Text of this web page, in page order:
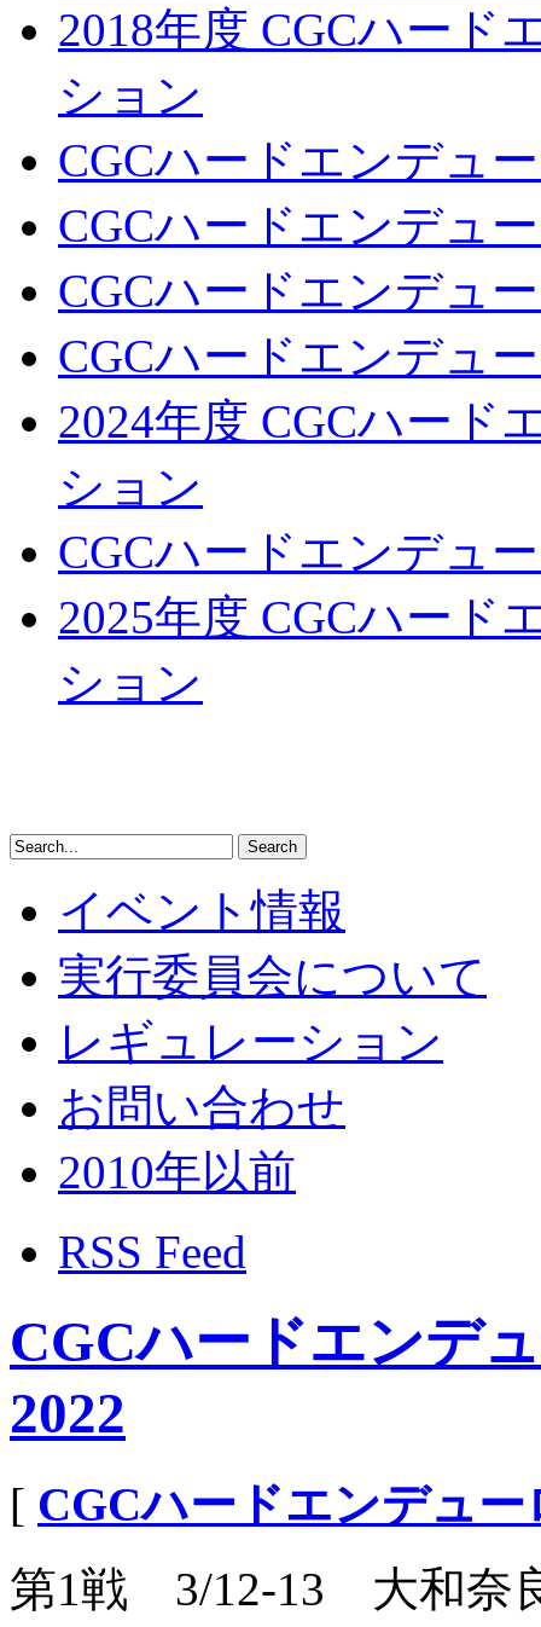
2018年度 CGCハード
ション
CGCハードエンデュ
CGCハードエンデュ
CGCハードエンデュ
CGCハードエンデュ
2024年度 CGCハード
ション
CGCハードエンデュ
2025年度 CGCハード
ション
イベント情報
実行委員会について
レギュレーション
お問い合わせ
2010年以前
RSS Feed
CGCハードエンデ
2022
[ CGCハードエンデュ
第1戦 3/12-13 大和奈